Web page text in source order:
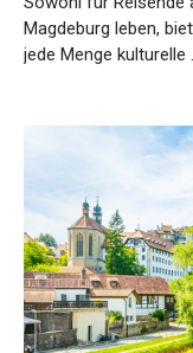
Magdeburg leben,
jede Menge kulturelle